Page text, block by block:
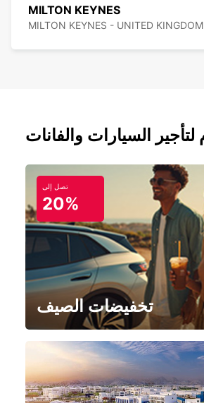
MILTON KEYNES
MILTON KEYNES - UNITED KINGDOM
تصل إلى
20%
تخفيضات الصيف